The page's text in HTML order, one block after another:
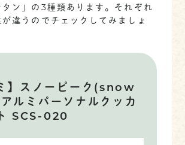
タン」の3種類あります。それぞれ
が違うのでチェックしてみましょ
】スノーピーク(snow
ルミパーソナルクッカ
SCS-020